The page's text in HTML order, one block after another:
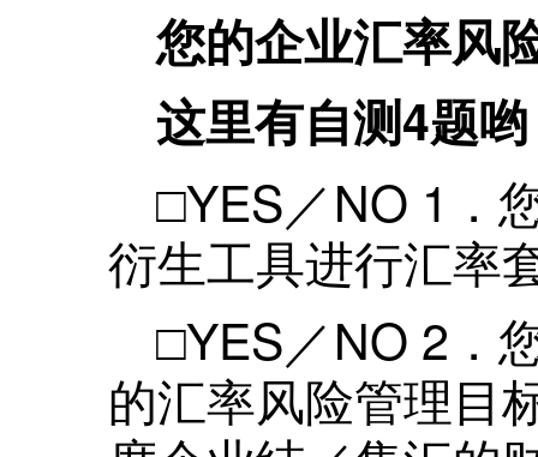
您的企业汇率风
这里有自测4题哟
□YES／NO 1．
衍生工具进行汇率
□YES／NO 2．
的汇率风险管理目